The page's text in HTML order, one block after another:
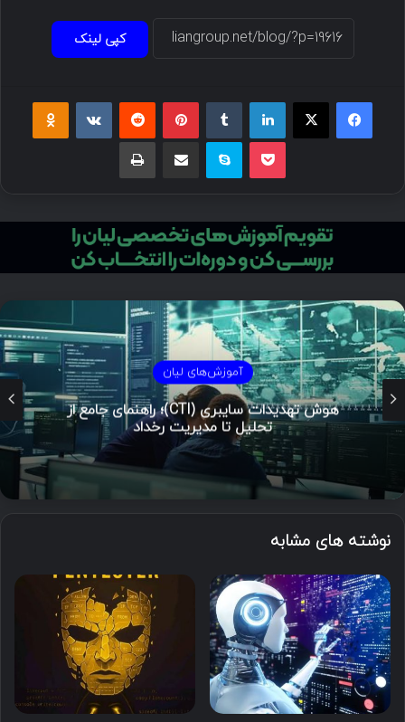
کپی لینک
فیسبوک ایکس لینکداین پینتریست
پاکت اسکایپ چاپ
آموزش‌های لیان
هوش تهدیدات سایبری (CTI)؛ راهنمای جامع از
تحلیل تا مدیریت رخداد
نوشته های مشابه